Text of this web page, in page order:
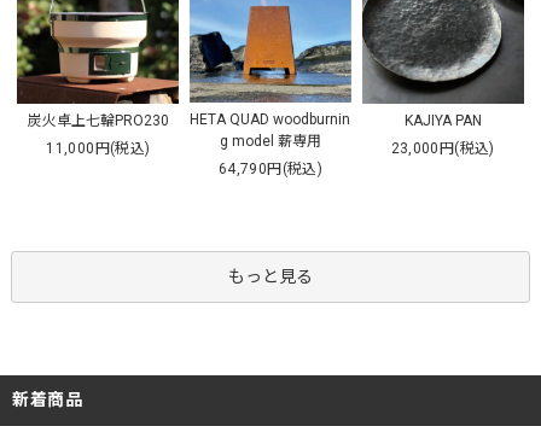
炭火卓上七輪PRO230
11,000円(税込)
HETA QUAD woodburnin
g model 薪専用
64,790円(税込)
KAJIYA PAN
23,000円(税込)
もっと見る
新着商品